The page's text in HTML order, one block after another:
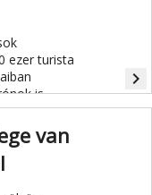
ezer turista
is.
navigate_next
van